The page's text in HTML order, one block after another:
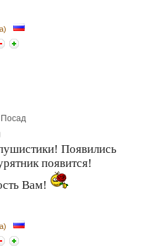
Появились
появится!
Вам!